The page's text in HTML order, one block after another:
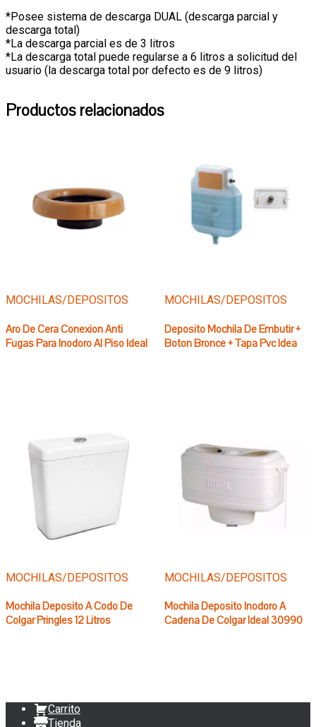
*Posee sistema de descarga DUAL (descarga parcial y
descarga total)
*La descarga parcial es de 3 litros
*La descarga total puede regularse a 6 litros a solicitud del
usuario (la descarga total por defecto es de 9 litros)
Productos relacionados
MOCHILAS/DEPOSITOS
Aro De Cera Conexion Anti
Fugas Para Inodoro Al Piso Ideal
MOCHILAS/DEPOSITOS
Deposito Mochila De Embutir +
Boton Bronce + Tapa Pvc Idea
MOCHILAS/DEPOSITOS
Mochila Deposito A Codo De
Colgar Pringles 12 Litros
MOCHILAS/DEPOSITOS
Mochila Deposito Inodoro A
Cadena De Colgar Ideal 30990
Carrito
Tienda